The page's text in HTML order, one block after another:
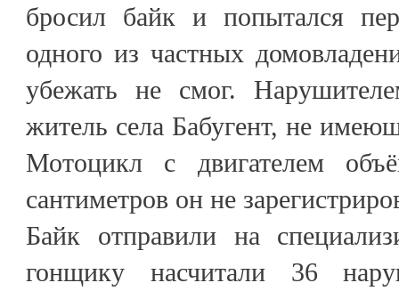
бросил байк и попытался
одного из частных
убежать не смог.
житель села Бабугент, не
Мотоцикл с двигателем
сантиметров он не
Байк отправили на
гонщику насчитали 36